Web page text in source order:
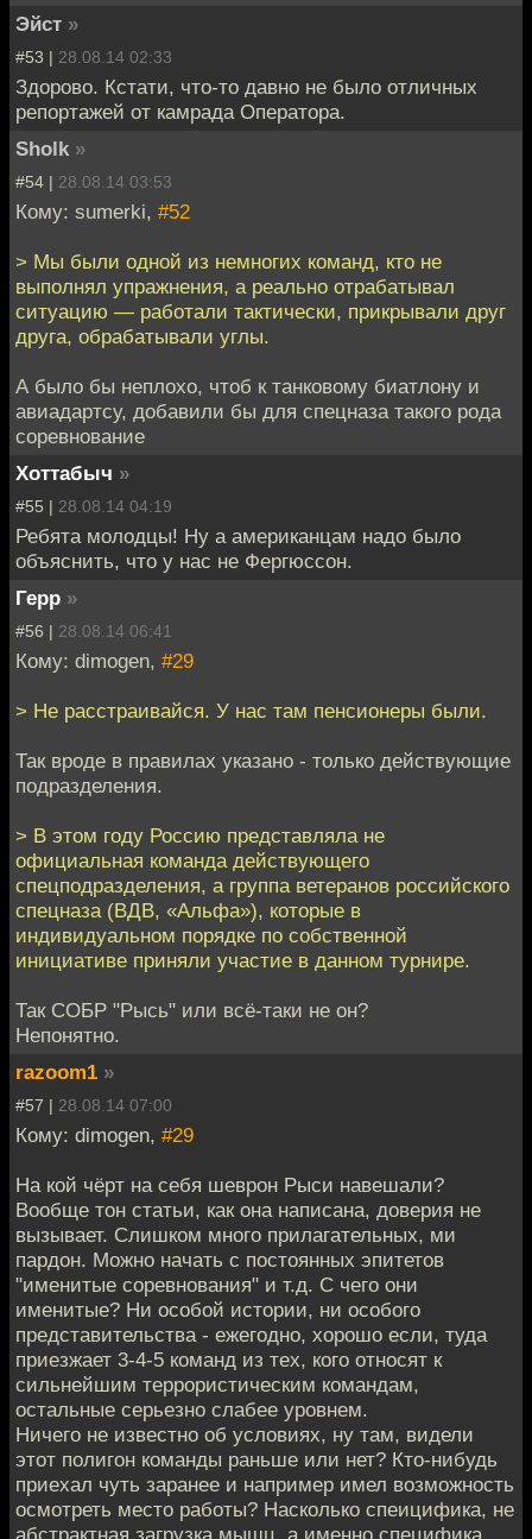
Эйст »
#53 | 28.08.14 02:33
Здорово. Кстати, что-то давно не было отличных
репортажей от камрада Оператора.
Sholk »
#54 | 28.08.14 03:53
Кому: sumerki, #52
> Мы были одной из немногих команд, кто не
выполнял упражнения, а реально отрабатывал
ситуацию — работали тактически, прикрывали друг
друга, обрабатывали углы.
А было бы неплохо, чтоб к танковому биатлону и
авиадартсу, добавили бы для спецназа такого рода
соревнование
Хоттабыч »
#55 | 28.08.14 04:19
Ребята молодцы! Ну а американцам надо было
объяснить, что у нас не Фергюссон.
Герр »
#56 | 28.08.14 06:41
Кому: dimogen, #29
> Не расстраивайся. У нас там пенсионеры были.
Так вроде в правилах указано - только действующие
подразделения.
> В этом году Россию представляла не
официальная команда действующего
спецподразделения, а группа ветеранов российского
спецназа (ВДВ, «Альфа»), которые в
индивидуальном порядке по собственной
инициативе приняли участие в данном турнире.
Так СОБР "Рысь" или всё-таки не он?
Непонятно.
razoom1 »
#57 | 28.08.14 07:00
Кому: dimogen, #29
На кой чёрт на себя шеврон Рыси навешали?
Вообще тон статьи, как она написана, доверия не
вызывает. Слишком много прилагательных, ми
пардон. Можно начать с постоянных эпитетов
"именитые соревнования" и т.д. С чего они
именитые? Ни особой истории, ни особого
представительства - ежегодно, хорошо если, туда
приезжает 3-4-5 команд из тех, кого относят к
сильнейшим террористическим командам,
остальные серьезно слабее уровнем.
Ничего не известно об условиях, ну там, видели
этот полигон команды раньше или нет? Кто-нибудь
приехал чуть заранее и например имел возможность
осмотреть место работы? Насколько спеицифика, не
абстрактная загрузка мышц, а именно специфика